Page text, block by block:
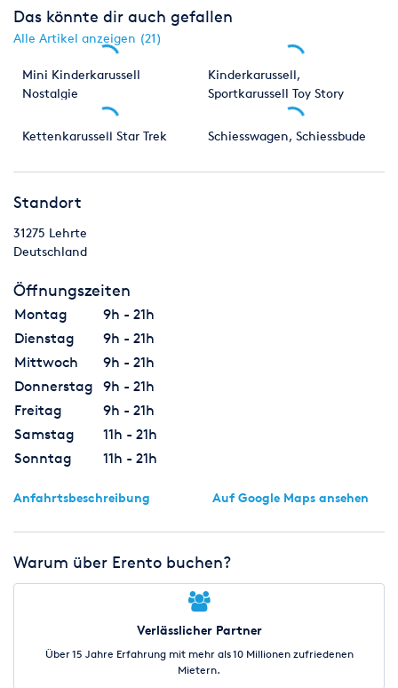
Das könnte dir auch gefallen
Alle Artikel anzeigen (21)
Mini Kinderkarussell
Nostalgie
Pferdchenkarussell Karussell
Kinderkarussell,
Sportkarussell Toy Story
Kettenkarussell Star Trek Schiesswagen, Schiessbude
Standort
31275 Lehrte
Deutschland
Öffnungszeiten
Montag
9h - 21h
Dienstag
9h - 21h
Mittwoch
9h - 21h
Donnerstag
9h - 21h
Freitag
9h - 21h
Samstag
11h - 21h
Sonntag
11h - 21h
Anfahrtsbeschreibung Auf Google Maps ansehen
Warum über Erento buchen?
Verlässlicher Partner
Über 15 Jahre Erfahrung mit mehr als 10 Millionen zufriedenen
Mietern.